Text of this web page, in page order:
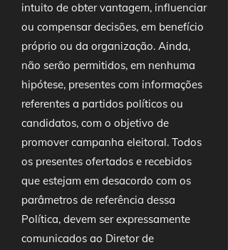
intuito de obter vantagem, influenciar
ou compensar decisões, em benefício
próprio ou da organização. Ainda,
não serão permitidos, em nenhuma
hipótese, presentes com informações
referentes a partidos políticos ou
candidatos, com o objetivo de
promover campanha eleitoral. Todos
os presentes ofertados e recebidos
que estejam em desacordo com os
parâmetros de referência dessa
Política, devem ser expressamente
comunicados ao Diretor de